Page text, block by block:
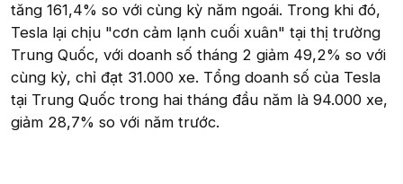
tăng 161,4% so với cùng kỳ năm ngoái. Trong khi đó,
Tesla lại chịu "cơn cảm lạnh cuối xuân" tại thị trường
Trung Quốc, với doanh số tháng 2 giảm 49,2% so với
cùng kỳ, chỉ đạt 31.000 xe. Tổng doanh số của Tesla
tại Trung Quốc trong hai tháng đầu năm là 94.000 xe,
giảm 28,7% so với năm trước.